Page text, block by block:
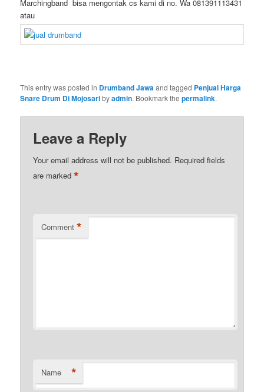
Marchingband bisa mengontak cs kami di no. Wa 081391113431
atau
This entry was posted in Drumband Jawaand tagged Penjual Harga
Snare Drum Di Mojosaribyadmin. Bookmark thepermalink.
Leave a Reply
Your email address will not be published. Required fields
are marked*
Comment *
Name *